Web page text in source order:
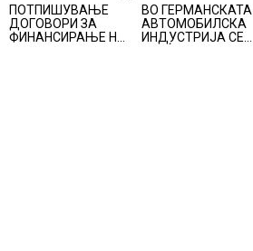
ПОТПИШУВАЊЕ
ДОГОВОРИ ЗА
ФИНАНСИРАЊЕ НА
ВО ГЕРМАНСКАТА
АВТОМОБИЛСКА
ИНДУСТРИЈА СЕ